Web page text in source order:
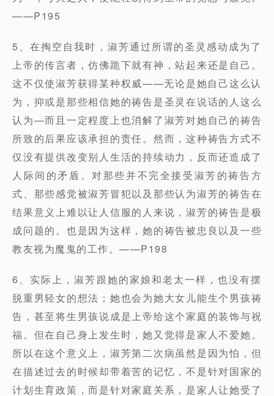
——P195
5、在掏空自我时，淑芳通过所谓的圣灵感动成为了
上帝的传言者，仿佛跪下就有神，站起来还是自己。
这不仅使淑芳获得某种权威——无论是她自己这么认
为，抑或是那些相信她的祷告是圣灵在说话的人这么
认为—而且一定程度上也消解了淑芳对她自己的祷告
所致的后果应该承担的责任。然而，这种祷告方式不
仅没有提供改变别人生活的持续动力，反而还造成了
人际间的矛盾。对那些并不完全接受淑芳的祷告方
式、那些感觉被淑芳冒犯以及那些认为淑芳的祷告在
结果意义上难以让人信服的人来说，淑芳的祷告是极
成问题的。也是因为这样，她的祷告被忠良以及一些
教友视为魔鬼的工作。——P198
6、实际上，淑芳跟她的家娘和老太一样，也没有摆
脱重男轻女的想法；她也会为她大女儿能生个男孩祷
告，甚至将生男孩说成是上帝给这个家庭的装饰与祝
福。但在自己身上发生时，她又觉得是家人不爱她。
所以在这个意义上，淑芳第二次病虽然是因为怕，但
在描述过去的时候却带着苦的记忆，不是针对国家的
计划生育政策，而是针对家庭关系，是家人让她受了